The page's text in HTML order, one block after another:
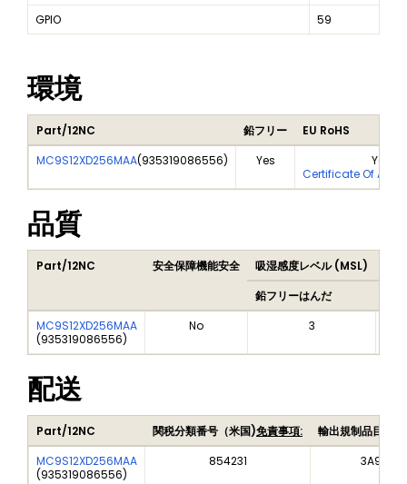
GPIO 59
環境
Part/12NC 鉛フリー
EU RoHS
MC9S12XD256MAA(935319086556) Yes
Yes
Certificate Of
品質
Part/12NC 安全保障機能安全 吸湿感度レベル (MSL)
鉛フリーはんだ
MC9S12XD256MAA
(935319086556)
No 3
配送
Part/12NC 関税分類番号（米国)免責事項:
輸出規制品目番
MC9S12XD256MAA
(935319086556)
854231 3A991A2